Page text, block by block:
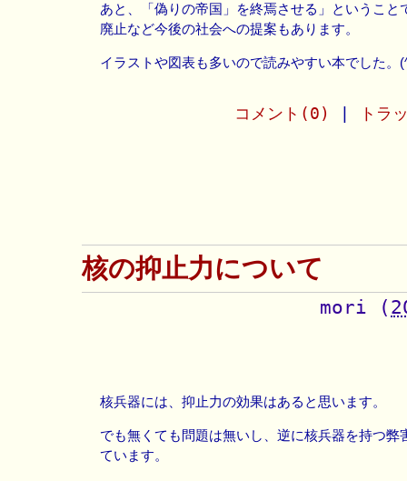
あと、「偽りの帝国」を終焉させる」ということ
廃止など今後の社会への提案もあります。
イラストや図表も多いので読みやすい本でした。
コメント(0) トラ
核の抑止力について
mori (
核兵器には、抑止力の効果はあると思います。
でも無くても問題は無いし、逆に核兵器を持つ弊
ています。